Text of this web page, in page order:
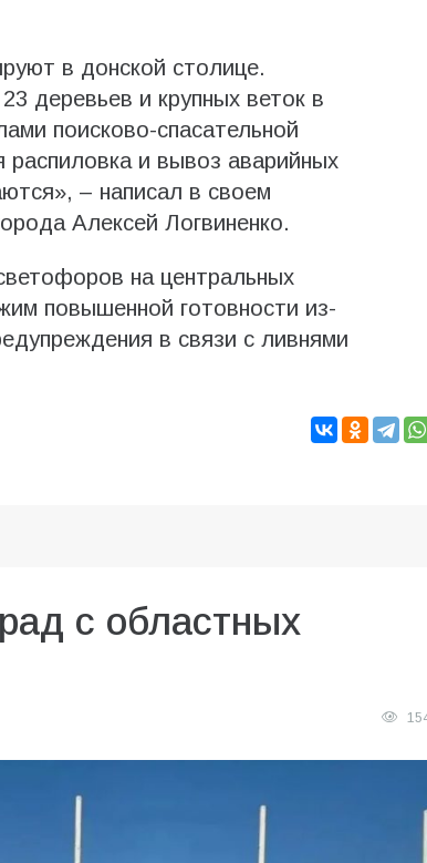
в донской столице.
деревьев и крупных веток в
поисково-спасательной
и вывоз аварийных
– написал в своем
Алексей Логвиненко.
на центральных
повышенной готовности из-
в связи с ливнями
с областных